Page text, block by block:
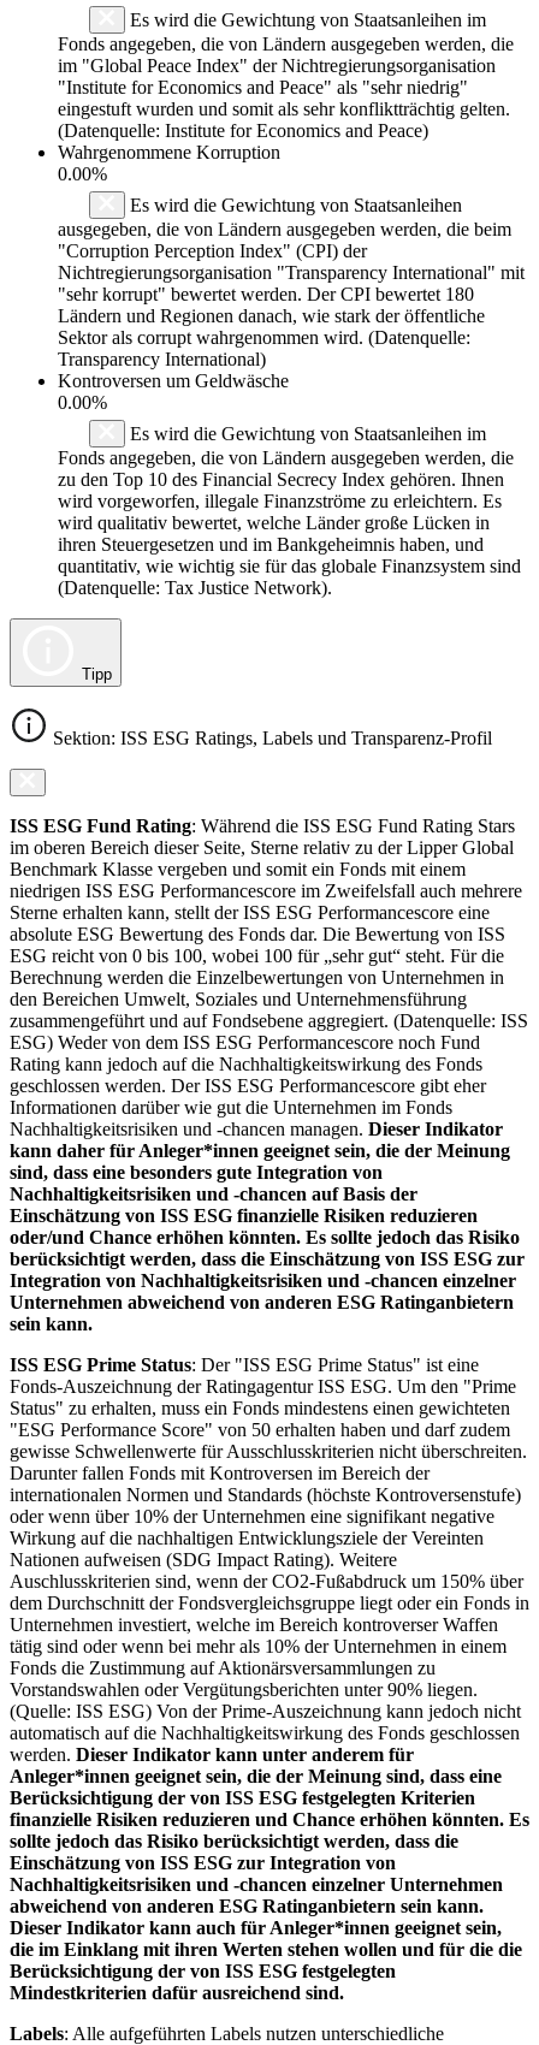
Es wird die Gewichtung von Staatsanleihen im
Fonds angegeben, die von Ländern ausgegeben werden, die
im "Global Peace Index" der Nichtregierungsorganisation
"Institute for Economics and Peace" als "sehr niedrig"
eingestuft wurden und somit als sehr konfliktträchtig gelten.
(Datenquelle: Institute for Economics and Peace)
Wahrgenommene Korruption
0.00%
Es wird die Gewichtung von Staatsanleihen
ausgegeben, die von Ländern ausgegeben werden, die beim
"Corruption Perception Index" (CPI) der
Nichtregierungsorganisation "Transparency International" mit
"sehr korrupt" bewertet werden. Der CPI bewertet 180
Ländern und Regionen danach, wie stark der öffentliche
Sektor als corrupt wahrgenommen wird. (Datenquelle:
Transparency International)
Kontroversen um Geldwäsche
0.00%
Es wird die Gewichtung von Staatsanleihen im
Fonds angegeben, die von Ländern ausgegeben werden, die
zu den Top 10 des Financial Secrecy Index gehören. Ihnen
wird vorgeworfen, illegale Finanzströme zu erleichtern. Es
wird qualitativ bewertet, welche Länder große Lücken in
ihren Steuergesetzen und im Bankgeheimnis haben, und
quantitativ, wie wichtig sie für das globale Finanzsystem sind
(Datenquelle: Tax Justice Network).
Tipp
Sektion: ISS ESG Ratings, Labels und Transparenz-Profil
ISS ESG Fund Rating: Während die ISS ESG Fund Rating Stars
im oberen Bereich dieser Seite, Sterne relativ zu der Lipper Global
Benchmark Klasse vergeben und somit ein Fonds mit einem
niedrigen ISS ESG Performancescore im Zweifelsfall auch mehrere
Sterne erhalten kann, stellt der ISS ESG Performancescore eine
absolute ESG Bewertung des Fonds dar. Die Bewertung von ISS
ESG reicht von 0 bis 100, wobei 100 für „sehr gut“ steht. Für die
Berechnung werden die Einzelbewertungen von Unternehmen in
den Bereichen Umwelt, Soziales und Unternehmensführung
zusammengeführt und auf Fondsebene aggregiert. (Datenquelle: ISS
ESG) Weder von dem ISS ESG Performancescore noch Fund
Rating kann jedoch auf die Nachhaltigkeitswirkung des Fonds
geschlossen werden. Der ISS ESG Performancescore gibt eher
Informationen darüber wie gut die Unternehmen im Fonds
Nachhaltigkeitsrisiken und -chancen managen. Dieser Indikator
kann daher für Anleger*innen geeignet sein, die der Meinung
sind, dass eine besonders gute Integration von
Nachhaltigkeitsrisiken und -chancen auf Basis der
Einschätzung von ISS ESG finanzielle Risiken reduzieren
oder/und Chance erhöhen könnten. Es sollte jedoch das Risiko
berücksichtigt werden, dass die Einschätzung von ISS ESG zur
Integration von Nachhaltigkeitsrisiken und -chancen einzelner
Unternehmen abweichend von anderen ESG Ratinganbietern
sein kann.
ISS ESG Prime Status: Der "ISS ESG Prime Status" ist eine
Fonds-Auszeichnung der Ratingagentur ISS ESG. Um den "Prime
Status" zu erhalten, muss ein Fonds mindestens einen gewichteten
"ESG Performance Score" von 50 erhalten haben und darf zudem
gewisse Schwellenwerte für Ausschlusskriterien nicht überschreiten.
Darunter fallen Fonds mit Kontroversen im Bereich der
internationalen Normen und Standards (höchste Kontroversenstufe)
oder wenn über 10% der Unternehmen eine signifikant negative
Wirkung auf die nachhaltigen Entwicklungsziele der Vereinten
Nationen aufweisen (SDG Impact Rating). Weitere
Auschlusskriterien sind, wenn der CO2-Fußabdruck um 150% über
dem Durchschnitt der Fondsvergleichsgruppe liegt oder ein Fonds in
Unternehmen investiert, welche im Bereich kontroverser Waffen
tätig sind oder wenn bei mehr als 10% der Unternehmen in einem
Fonds die Zustimmung auf Aktionärsversammlungen zu
Vorstandswahlen oder Vergütungsberichten unter 90% liegen.
(Quelle: ISS ESG) Von der Prime-Auszeichnung kann jedoch nicht
automatisch auf die Nachhaltigkeitswirkung des Fonds geschlossen
werden. Dieser Indikator kann unter anderem für
Anleger*innen geeignet sein, die der Meinung sind, dass eine
Berücksichtigung der von ISS ESG festgelegten Kriterien
finanzielle Risiken reduzieren und Chance erhöhen könnten. Es
sollte jedoch das Risiko berücksichtigt werden, dass die
Einschätzung von ISS ESG zur Integration von
Nachhaltigkeitsrisiken und -chancen einzelner Unternehmen
abweichend von anderen ESG Ratinganbietern sein kann.
Dieser Indikator kann auch für Anleger*innen geeignet sein,
die im Einklang mit ihren Werten stehen wollen und für die die
Berücksichtigung der von ISS ESG festgelegten
Mindestkriterien dafür ausreichend sind.
Labels: Alle aufgeführten Labels nutzen unterschiedliche